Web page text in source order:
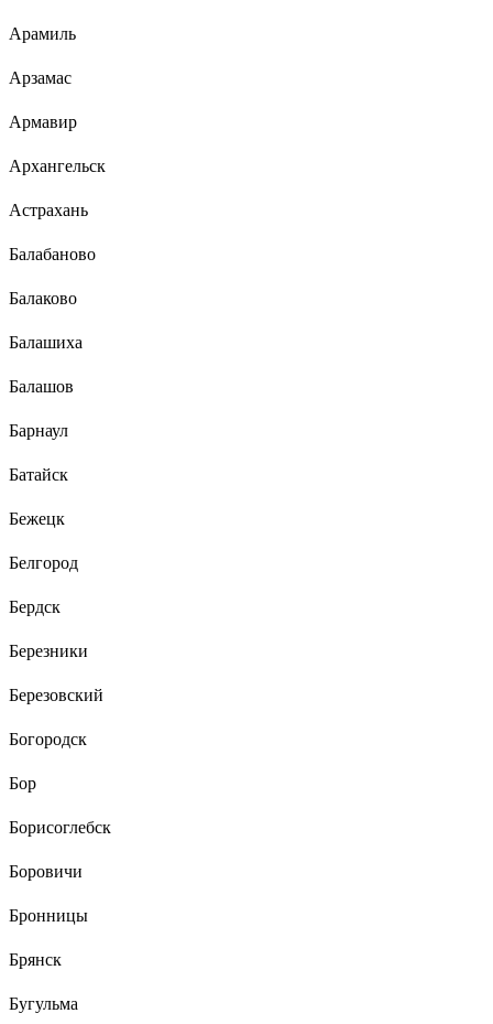
Арамиль
Арзамас
Армавир
Архангельск
Астрахань
Балабаново
Балаково
Балашиха
Балашов
Барнаул
Батайск
Бежецк
Белгород
Бердск
Березники
Березовский
Богородск
Бор
Борисоглебск
Боровичи
Бронницы
Брянск
Бугульма